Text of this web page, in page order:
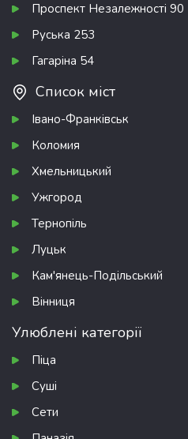
Проспект Незалежності 90
Руська 253
Гагаріна 54
Список міст
Івано-Франківськ
Коломия
Хмельницький
Ужгород
Тернопіль
Луцьк
Кам'янець-Подільський
Вінниця
Улюблені категорії
Піца
Суші
Сети